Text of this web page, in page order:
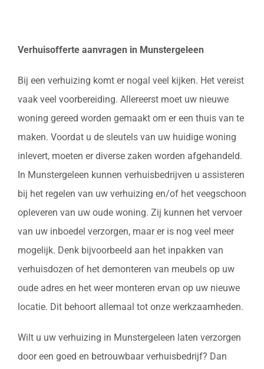
Verhuisofferte aanvragen in Munstergeleen
Bij een verhuizing komt er nogal veel kijken. Het vereist
vaak veel voorbereiding. Allereerst moet uw nieuwe
woning gereed worden gemaakt om er een thuis van te
maken. Voordat u de sleutels van uw huidige woning
inlevert, moeten er diverse zaken worden afgehandeld.
In Munstergeleen kunnen verhuisbedrijven u assisteren
bij het regelen van uw verhuizing en/of het veegschoon
opleveren van uw oude woning. Zij kunnen het vervoer
van uw inboedel verzorgen, maar er is nog veel meer
mogelijk. Denk bijvoorbeeld aan het inpakken van
verhuisdozen of het demonteren van meubels op uw
oude adres en het weer monteren ervan op uw nieuwe
locatie. Dit behoort allemaal tot onze werkzaamheden.
Wilt u uw verhuizing in Munstergeleen laten verzorgen
door een goed en betrouwbaar verhuisbedrijf? Dan